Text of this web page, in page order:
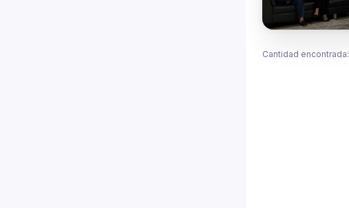
Cantidad encontrada: